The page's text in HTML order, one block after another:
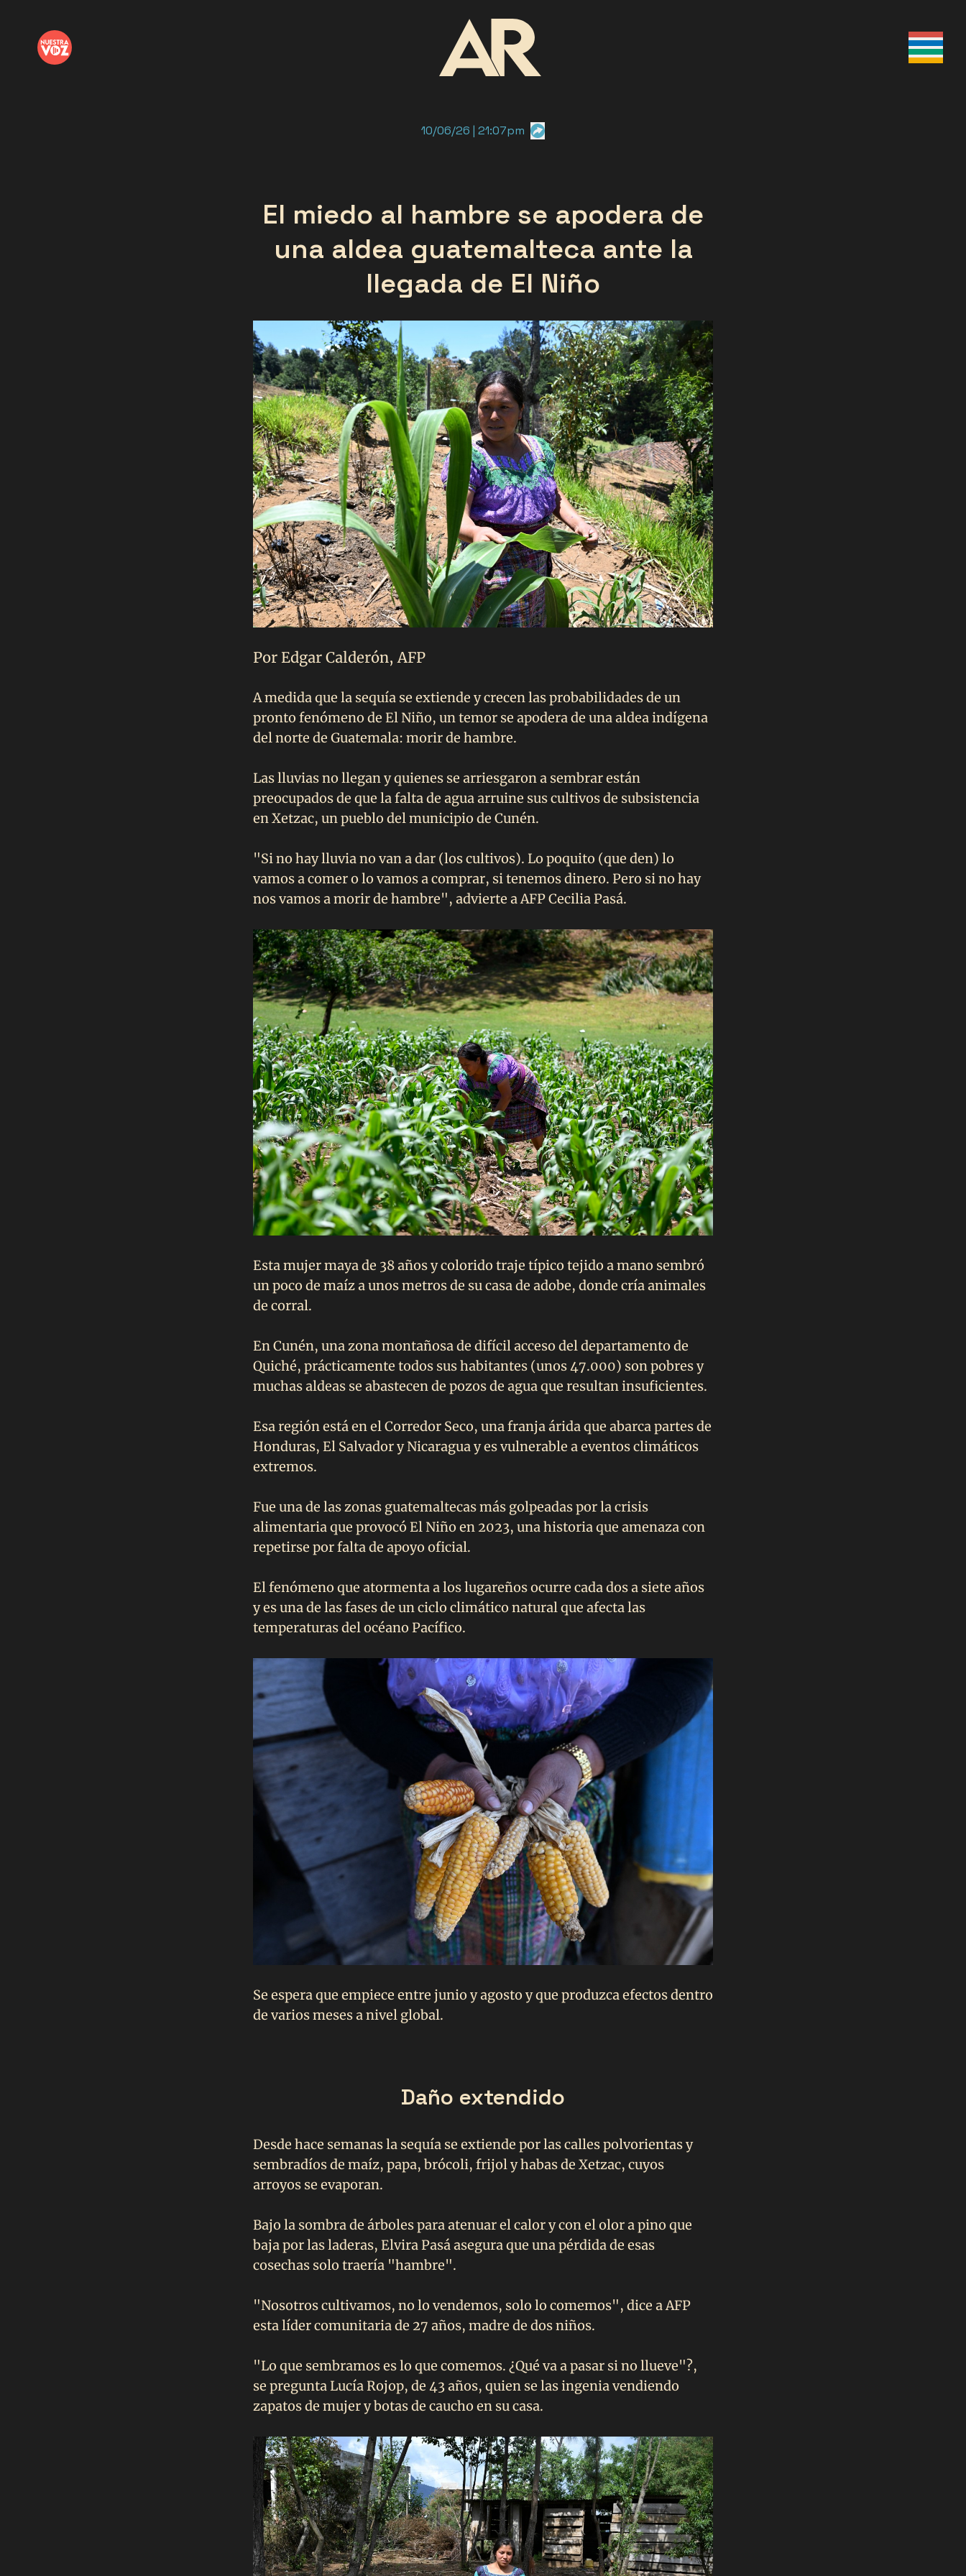
10/06/26 | 21:07pm
El miedo al hambre se apodera de
una aldea guatemalteca ante la
llegada de El Niño
Por Edgar Calderón, AFP
A medida que la sequía se extiende y crecen las probabilidades de un
pronto fenómeno de El Niño, un temor se apodera de una aldea indígena
del norte de Guatemala: morir de hambre.
Las lluvias no llegan y quienes se arriesgaron a sembrar están
preocupados de que la falta de agua arruine sus cultivos de subsistencia
en Xetzac, un pueblo del municipio de Cunén.
"Si no hay lluvia no van a dar (los cultivos). Lo poquito (que den) lo
vamos a comer o lo vamos a comprar, si tenemos dinero. Pero si no hay
nos vamos a morir de hambre", advierte a AFP Cecilia Pasá.
Esta mujer maya de 38 años y colorido traje típico tejido a mano sembró
un poco de maíz a unos metros de su casa de adobe, donde cría animales
de corral.
En Cunén, una zona montañosa de difícil acceso del departamento de
Quiché, prácticamente todos sus habitantes (unos 47.000) son pobres y
muchas aldeas se abastecen de pozos de agua que resultan insuficientes.
Esa región está en el Corredor Seco, una franja árida que abarca partes de
Honduras, El Salvador y Nicaragua y es vulnerable a eventos climáticos
extremos.
Fue una de las zonas guatemaltecas más golpeadas por la crisis
alimentaria que provocó El Niño en 2023, una historia que amenaza con
repetirse por falta de apoyo oficial.
El fenómeno que atormenta a los lugareños ocurre cada dos a siete años
y es una de las fases de un ciclo climático natural que afecta las
temperaturas del océano Pacífico.
Se espera que empiece entre junio y agosto y que produzca efectos dentro
de varios meses a nivel global.
Daño extendido
Desde hace semanas la sequía se extiende por las calles polvorientas y
sembradíos de maíz, papa, brócoli, frijol y habas de Xetzac, cuyos
arroyos se evaporan.
Bajo la sombra de árboles para atenuar el calor y con el olor a pino que
baja por las laderas, Elvira Pasá asegura que una pérdida de esas
cosechas solo traería "hambre".
"Nosotros cultivamos, no lo vendemos, solo lo comemos", dice a AFP
esta líder comunitaria de 27 años, madre de dos niños.
"Lo que sembramos es lo que comemos. ¿Qué va a pasar si no llueve"?,
se pregunta Lucía Rojop, de 43 años, quien se las ingenia vendiendo
zapatos de mujer y botas de caucho en su casa.